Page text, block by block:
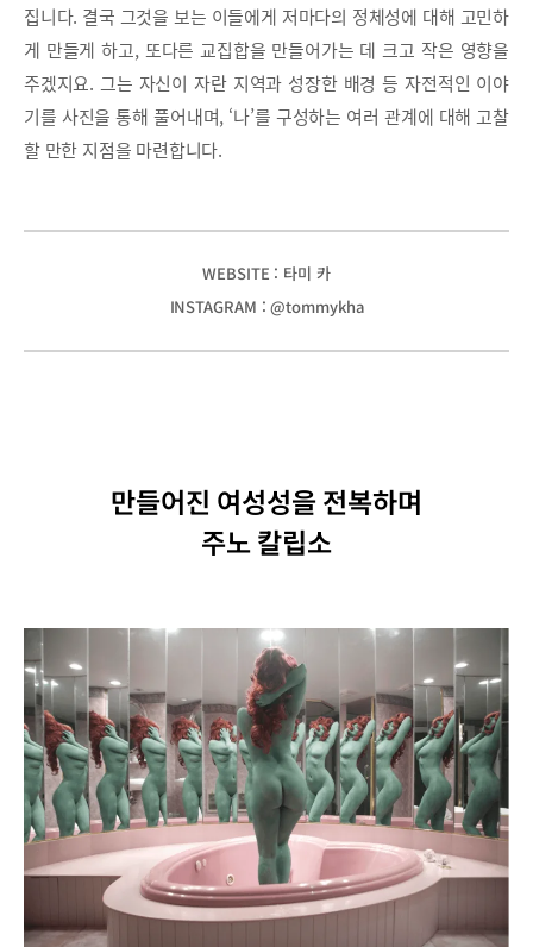
집니다. 결국 그것을 보는 이들에게 저마다의 정체성에 대해 고민하
게 만들게 하고, 또다른 교집합을 만들어가는 데 크고 작은 영향을
주겠지요. 그는 자신이 자란 지역과 성장한 배경 등 자전적인 이야
기를 사진을 통해 풀어내며, ‘나’를 구성하는 여러 관계에 대해 고찰
할 만한 지점을 마련합니다.
WEBSITE : 타미 카
INSTAGRAM : @tommykha
만들어진 여성성을 전복하며
주노 칼립소